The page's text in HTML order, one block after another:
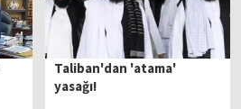
Taliban'dan 'atama'
yasağı!